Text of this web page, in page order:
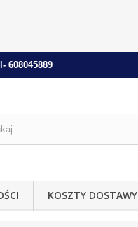
608045889
KOSZTY DOSTAWY